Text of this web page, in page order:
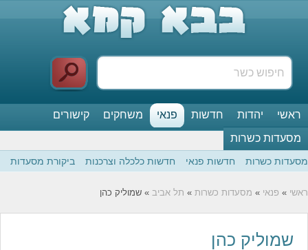
ראשי יהדות חדשות פנאי משחקים
קישורים
מסעדות כשרות
מסעדות כשרות חדשות פנאי חדשות כלכלה וצרכנות ביקורת מסעדות
ראשי » פנאי » מסעדות כשרות » תל אביב » שמוליק כהן
שמוליק כהן